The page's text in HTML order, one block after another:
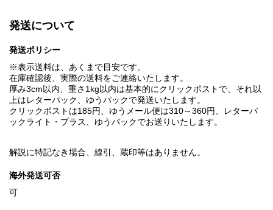
発送について
発送ポリシー
※表示送料は、あくまで目安です。
在庫確認後、実際の送料をご連絡いたします。
厚み3cm以内、重さ1kg以内は基本的にクリックポストで、それ以
上はレターパック、ゆうパックで発送いたします。
クリックポストは185円、ゆうメール便は310～360円、レターパ
ックライト・プラス、ゆうパックでお送りいたします。
解説に特記なき場合、線引、蔵印等はありません。
海外発送可否
可